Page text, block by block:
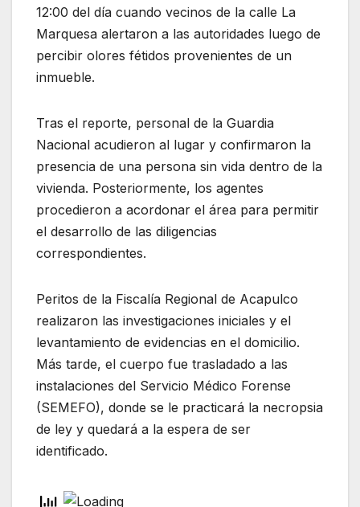
12:00 del día cuando vecinos de la calle La
Marquesa alertaron a las autoridades luego de
percibir olores fétidos provenientes de un
inmueble.
Tras el reporte, personal de la Guardia
Nacional acudieron al lugar y confirmaron la
presencia de una persona sin vida dentro de la
vivienda. Posteriormente, los agentes
procedieron a acordonar el área para permitir
el desarrollo de las diligencias
correspondientes.
Peritos de la Fiscalía Regional de Acapulco
realizaron las investigaciones iniciales y el
levantamiento de evidencias en el domicilio.
Más tarde, el cuerpo fue trasladado a las
instalaciones del Servicio Médico Forense
(SEMEFO), donde se le practicará la necropsia
de ley y quedará a la espera de ser
identificado.